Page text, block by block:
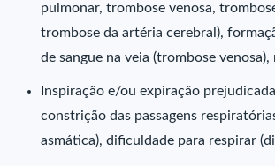
pulmonar, trombose venosa,
trombose da artéria cerebral),
de sangue na veia (trombose venosa),
Inspiração e/ou expiração
constrição das passagens
asmática), dificuldade para respirar